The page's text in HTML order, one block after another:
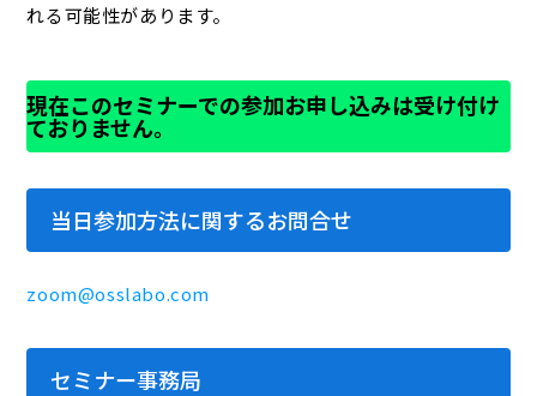
れる可能性があります。
現在このセミナーでの参加お申し込みは受け付け
ておりません。
当日参加方法に関するお問合せ
zoom@osslabo.com
セミナー事務局